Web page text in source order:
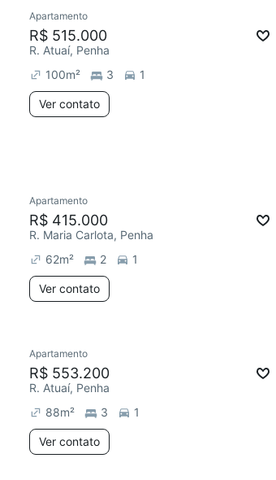
Redecorar
Apartamento
R$ 515.000
R. Atuaí, Penha
100m² 3 1
Ver contato
Apartamento
R$ 415.000
R. Maria Carlota, Penha
62m² 2 1
Ver contato
Apartamento
R$ 553.200
R. Atuaí, Penha
88m² 3 1
Ver contato